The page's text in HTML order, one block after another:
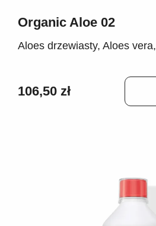
Organic Aloe 02
Aloes drzewiasty, Aloes
106,50 zł